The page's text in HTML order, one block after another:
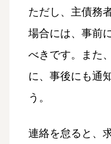
ただし、主債務
場合には、事前
べきです。また
に、事後にも通
う。
連絡を怠ると、